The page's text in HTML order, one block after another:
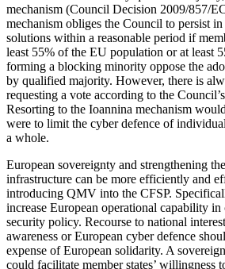
mechanism (Council Deci­sion 2009/857/
mechanism obliges the Council to persist in
solutions within a reasonable period if
least 55% of the EU population or at least
form­ing a blocking minority oppose the
by qualified major­ity. However, there is
requesting a vote according to the
Resorting to the Ioannina mechanism
were to limit the cyber defence of
a whole.
European sovereignty and strengthening
infrastructure can be more efficiently and
introducing QMV into the CFSP.
increase European operational capability
security policy. Recourse to national
awareness or European cyber defence
expense of European solidarity. A
could facilitate member states’ willingness